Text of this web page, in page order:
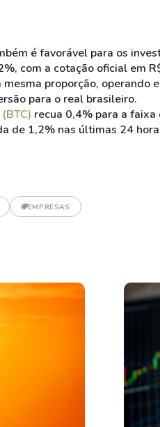
é favorável para os
com a cotação oficial em
proporção, operando
para o real brasileiro.
recua 0,4% para a
de 1,2% nas últimas 24
EMPRESAS